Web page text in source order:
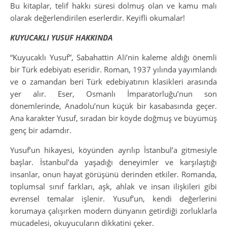
Bu kitaplar, telif hakkı süresi dolmuş olan ve kamu malı
olarak değerlendirilen eserlerdir. Keyifli okumalar!
KUYUCAKLI YUSUF HAKKINDA
“Kuyucaklı Yusuf”, Sabahattin Ali’nin kaleme aldığı önemli
bir Türk edebiyatı eseridir. Roman, 1937 yılında yayımlandı
ve o zamandan beri Türk edebiyatının klasikleri arasında
yer alır. Eser, Osmanlı İmparatorluğu’nun son
dönemlerinde, Anadolu’nun küçük bir kasabasında geçer.
Ana karakter Yusuf, sıradan bir köyde doğmuş ve büyümüş
genç bir adamdır.
Yusuf’un hikayesi, köyünden ayrılıp İstanbul’a gitmesiyle
başlar. İstanbul’da yaşadığı deneyimler ve karşılaştığı
insanlar, onun hayat görüşünü derinden etkiler. Romanda,
toplumsal sınıf farkları, aşk, ahlak ve insan ilişkileri gibi
evrensel temalar işlenir. Yusuf’un, kendi değerlerini
korumaya çalışırken modern dünyanın getirdiği zorluklarla
mücadelesi, okuyucuların dikkatini çeker.